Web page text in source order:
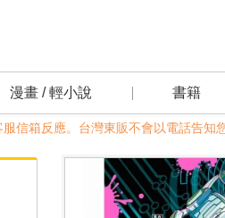
漫畫 / 輕小說 書籍
。台灣東販不會以電話告知您前往